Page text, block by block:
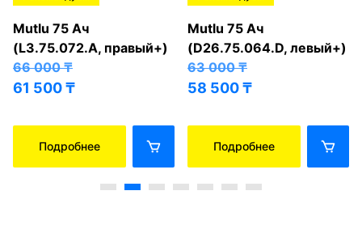
Mutlu 75 Ач
(L3.75.072.A, правый+)
66 000₸
61 500₸
Подробнее
Mutlu 75 Ач
(D26.75.064.D, левый+)
63 000₸
58 500₸
Подробнее